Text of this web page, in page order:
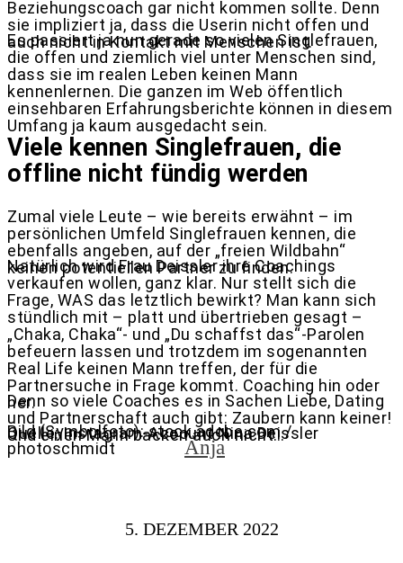
Beziehungscoach gar nicht kommen sollte. Denn
sie impliziert ja, dass die Userin nicht offen und
auch nicht in Kontakt mit Menschen ist.
Es passiert ja nun gerade so vielen Singlefrauen,
die offen und ziemlich viel unter Menschen sind,
dass sie im realen Leben keinen Mann
kennenlernen. Die ganzen im Web öffentlich
einsehbaren Erfahrungsberichte können in diesem
Umfang ja kaum ausgedacht sein.
Viele kennen Singlefrauen, die
offline nicht fündig werden
Zumal viele Leute – wie bereits erwähnt – im
persönlichen Umfeld Singlefrauen kennen, die
ebenfalls angeben, auf der „freien Wildbahn“
keinen potentiellen Partner zu finden.
Natürlich wird Frau Deissler ihre Coachings
verkaufen wollen, ganz klar. Nur stellt sich die
Frage, WAS das letztlich bewirkt? Man kann sich
stündlich mit – platt und übertrieben gesagt –
„Chaka, Chaka“- und „Du schaffst das“-Parolen
befeuern lassen und trotzdem im sogenannten
Real Life keinen Mann treffen, der für die
Partnersuche in Frage kommt. Coaching hin oder
her.
Denn so viele Coaches es in Sachen Liebe, Dating
und Partnerschaft auch gibt: Zaubern kann keiner!
Und einen Mann backen auch nicht…
Quelle: Instagram-Account Nina Deissler
Bild (Symbolfoto): stock.adobe.com /
photoschmidt
Anja
5. DEZEMBER 2022